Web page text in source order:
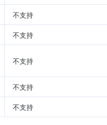
不支持
不支持
不支持
不支持
不支持